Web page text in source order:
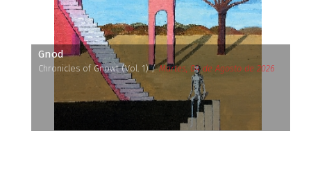
Gnod
Chronicles of Gnowt (Vol. 1) /Martes, 04 de Agosto de 2026